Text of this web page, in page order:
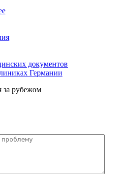
документов
Германии
за рубежом